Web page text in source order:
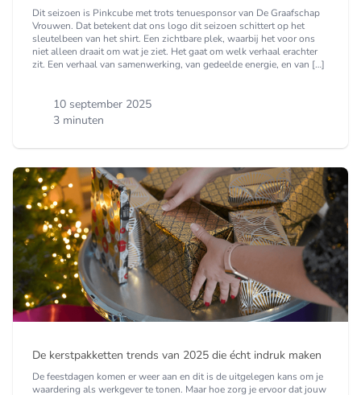
Dit seizoen is Pinkcube met trots tenuesponsor van De Graafschap
Vrouwen. Dat betekent dat ons logo dit seizoen schittert op het
sleutelbeen van het shirt. Een zichtbare plek, waarbij het voor ons
niet alleen draait om wat je ziet. Het gaat om welk verhaal erachter
zit. Een verhaal van samenwerking, van gedeelde energie, en van […]
10 september 2025
3 minuten
De kerstpakketten trends van 2025 die écht indruk maken
De feestdagen komen er weer aan en dit is de uitgelegen kans om je
waardering als werkgever te tonen. Maar hoe zorg je ervoor dat jouw